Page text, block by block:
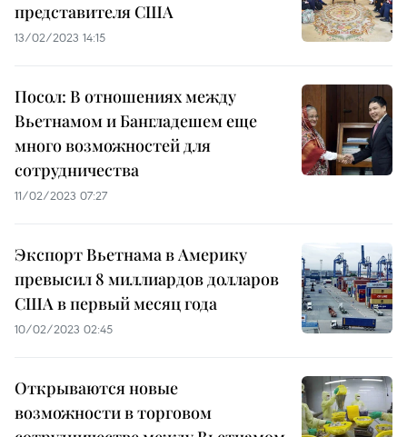
представителя США
13/02/2023 14:15
Посол: В отношениях между
Вьетнамом и Бангладешем еще
много возможностей для
сотрудничества
11/02/2023 07:27
Экспорт Вьетнама в Америку
превысил 8 миллиардов долларов
США в первый месяц года
10/02/2023 02:45
Открываются новые
возможности в торговом